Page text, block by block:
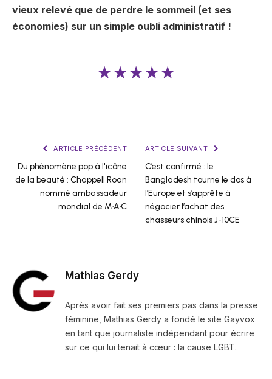
vieux relevé que de perdre le sommeil (et ses
économies) sur un simple oubli administratif !
★★★★★
ARTICLE PRÉCÉDENT
Du phénomène pop à l'icône
de la beauté : Chappell Roan
nommé ambassadeur
mondial de M·A·C
ARTICLE SUIVANT
C’est confirmé : le
Bangladesh tourne le dos à
l’Europe et s’apprête à
négocier l’achat des
chasseurs chinois J-10CE
Mathias Gerdy
Après avoir fait ses premiers pas dans la presse
féminine, Mathias Gerdy a fondé le site Gayvox
en tant que journaliste indépendant pour écrire
sur ce qui lui tenait à cœur : la cause LGBT.